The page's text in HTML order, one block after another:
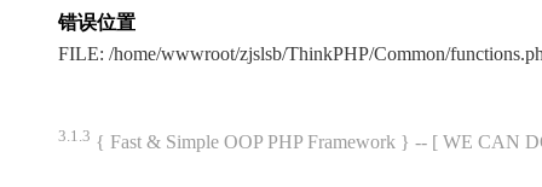
错误位置
FILE: /home/wwwroot/zjslsb/ThinkPHP/Common/
3.1.3 { Fast & Simple OOP PHP Framework } -- [ WE CAN